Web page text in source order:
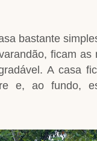
bastante
ficam as
A casa
e, ao fundo,